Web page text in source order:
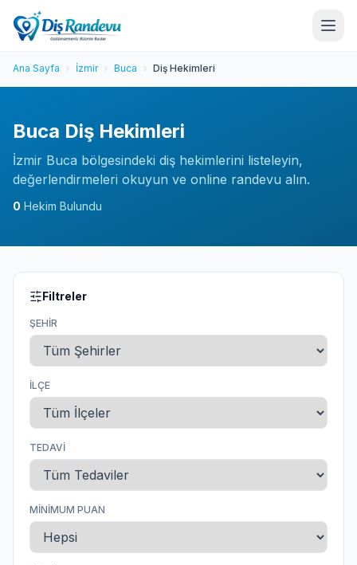
Ana Sayfa İzmir Buca Diş Hekimleri
Buca Diş Hekimleri
İzmir Buca bölgesindeki diş hekimlerini listeleyin,
değerlendirmeleri okuyun ve online randevu alın.
0 Hekim Bulundu
Filtreler
ŞEHIR
İLÇE
TEDAVI
MINIMUM PUAN